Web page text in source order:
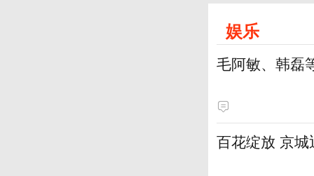
娱乐
毛阿敏、韩磊
百花绽放 京